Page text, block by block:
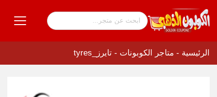
الرئيسية - متاجر الكوبونات - تايرز_tyres